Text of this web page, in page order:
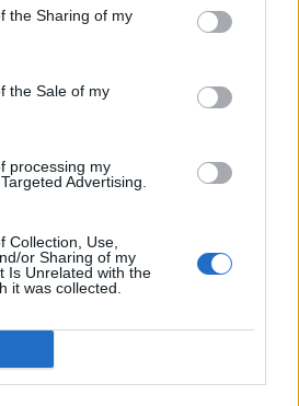
the Sharing of my
the Sale of my
processing my
Advertising.
Collection, Use,
or Sharing of my
Is Unrelated with the
it was collected.
επίθεση από
και SH-60 Seahawk των ΗΠΑ
δυνάμεις στη Μέση
εμπορικών πλοίων από το
ΗΠΑ στο στενό
ένα πλοίο, παίζεις κατά
εναντίον ενός. Νομίζω ότι
αμυντική διάταξη σε
όπου διαθέτουμε πολλαπλά
πλοία, ελικόπτερα,
συστήματα